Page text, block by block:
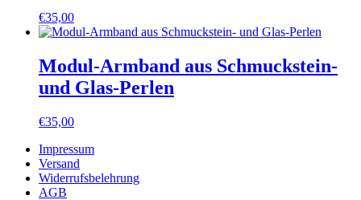
€35,00
Modul-Armband aus Schmuckstein-
und Glas-Perlen
€35,00
Impressum
Versand
Widerrufsbelehrung
AGB